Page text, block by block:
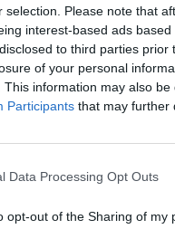
selection. Please note that
interest-based ads
to third parties
of your personal
This information may also
Participants that may further
Data Processing Opt Outs
opt-out of the Sharing of my
sulaukė
sumažėjo net
teigimu, toks
– užtenka